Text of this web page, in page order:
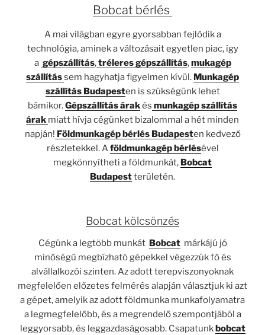
Bobcat bérlés
A mai világban egyre gyorsabban fejlődik a
technológia, aminek a változásait egyetlen piac, így
a gépszállítás,tréleres gépszállítás,mukagép
szállítássem hagyhatja figyelmen kívül. Munkagép
szállítás Budapesten is szükségünk lehet
bámikor.Gépszállítás árakés munkagép szállítás
árak miatt hívja cégünket bizalommal a hét minden
napján! Földmunkagép bérlés Budapesten kedvező
részletekkel. Aföldmunkagép bérlésével
megkönnyítheti a földmunkát, Bobcat
Budapestterületén.
Bobcat kölcsönzés
Cégünk a legtöbb munkát Bobcat márkájú jó
minőségű megbízható gépekkel végezzük fő és
alvállalkozói szinten. Az adott terepviszonyoknak
megfelelően előzetes felmérés alapján választjuk ki azt
a gépet, amelyik az adott földmunka munkafolyamatra
a legmegfelelőbb, és a megrendelő szempontjából a
leggyorsabb, és leggazdaságosabb. Csapatunkbobcat